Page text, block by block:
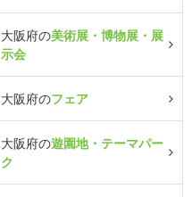
大阪府の美術展・博物展・展
示会
大阪府のフェア
大阪府の遊園地・テーマパー
ク